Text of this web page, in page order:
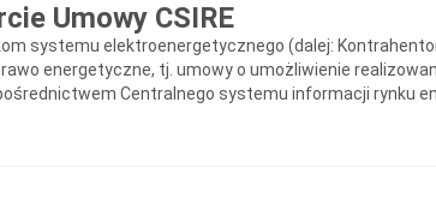
Umowy CSIRE
systemu elektroenergetycznego (dalej:
energetyczne, tj. umowy o umożliwienie
Centralnego systemu informacji rynku